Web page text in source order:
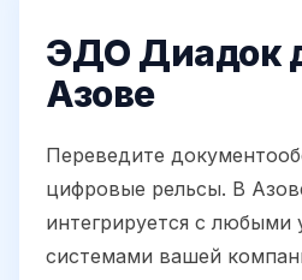
ЭДО Диадок
Азове
Переведите
цифровые рельсы. В
интегрируется с любыми
системами вашей